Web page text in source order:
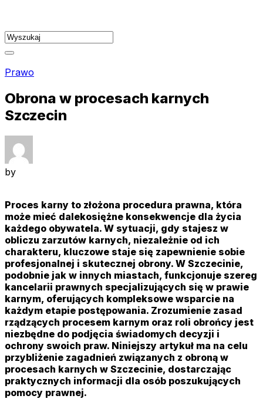
content
Prawo
Obrona w procesach karnych
Szczecin
by
Proces karny to złożona procedura prawna, która
może mieć dalekosiężne konsekwencje dla życia
każdego obywatela. W sytuacji, gdy stajesz w
obliczu zarzutów karnych, niezależnie od ich
charakteru, kluczowe staje się zapewnienie sobie
profesjonalnej i skutecznej obrony. W Szczecinie,
podobnie jak w innych miastach, funkcjonuje szereg
kancelarii prawnych specjalizujących się w prawie
karnym, oferujących kompleksowe wsparcie na
każdym etapie postępowania. Zrozumienie zasad
rządzących procesem karnym oraz roli obrońcy jest
niezbędne do podjęcia świadomych decyzji i
ochrony swoich praw. Niniejszy artykuł ma na celu
przybliżenie zagadnień związanych z obroną w
procesach karnych w Szczecinie, dostarczając
praktycznych informacji dla osób poszukujących
pomocy prawnej.